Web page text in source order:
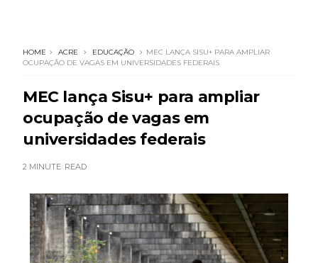
HOME ACRE EDUCAÇÃO
MEC LANÇA SISU+ PARA AMPLIAR
OCUPAÇÃO DE VAGAS EM UNIVERSIDADES FEDERAIS
MEC lança Sisu+ para ampliar
ocupação de vagas em
universidades federais
2 MINUTE READ